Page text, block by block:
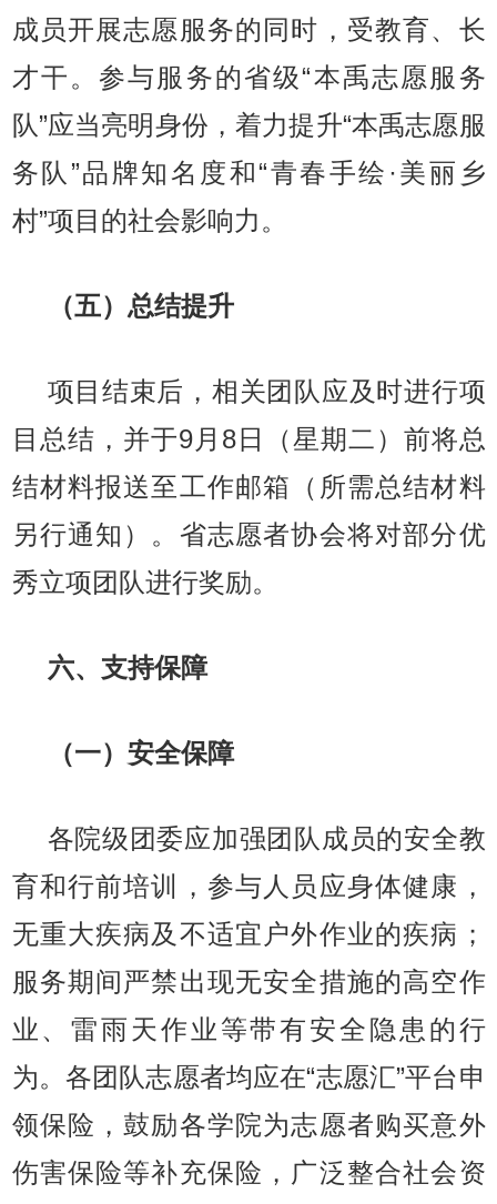
成员开展志愿服务的同时，受教育、长
才干。参与服务的省级“本禹志愿服务
队”应当亮明身份，着力提升“本禹志愿服
务队”品牌知名度和“青春手绘·美丽乡
村”项目的社会影响力。
（五）总结提升
项目结束后，相关团队应及时进行项
目总结，并于9月8日（星期二）前将总
结材料报送至工作邮箱（所需总结材料
另行通知）。省志愿者协会将对部分优
秀立项团队进行奖励。
六、支持保障
（一）安全保障
各院级团委应加强团队成员的安全教
育和行前培训，参与人员应身体健康，
无重大疾病及不适宜户外作业的疾病；
服务期间严禁出现无安全措施的高空作
业、雷雨天作业等带有安全隐患的行
为。各团队志愿者均应在“志愿汇”平台申
领保险，鼓励各学院为志愿者购买意外
伤害保险等补充保险，广泛整合社会资